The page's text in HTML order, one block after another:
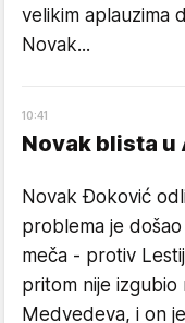
velikim aplauzima
Novak...
10:41
Novak blista u
Novak Đoković
problema je
meča - protiv
pritom nije izgubio
Medvedeva, i on